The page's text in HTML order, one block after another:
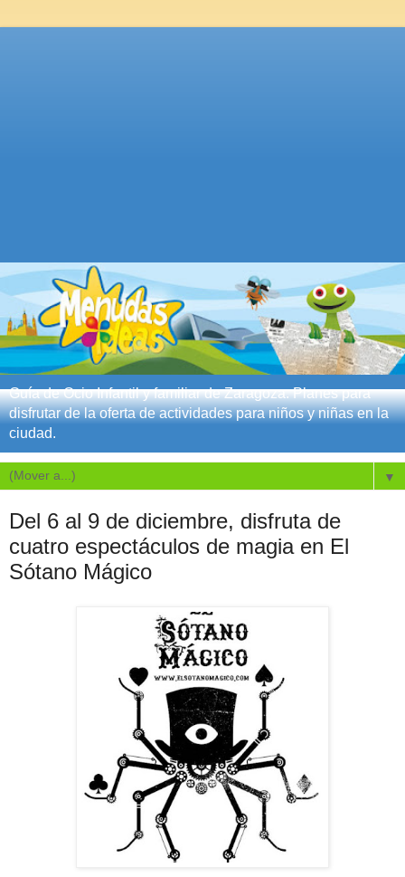
Guía de Ocio Infantil y familiar de Zaragoza. Planes para
disfrutar de la oferta de actividades para niños y niñas en la
ciudad.
▼
Del 6 al 9 de diciembre, disfruta de
cuatro espectáculos de magia en El
Sótano Mágico